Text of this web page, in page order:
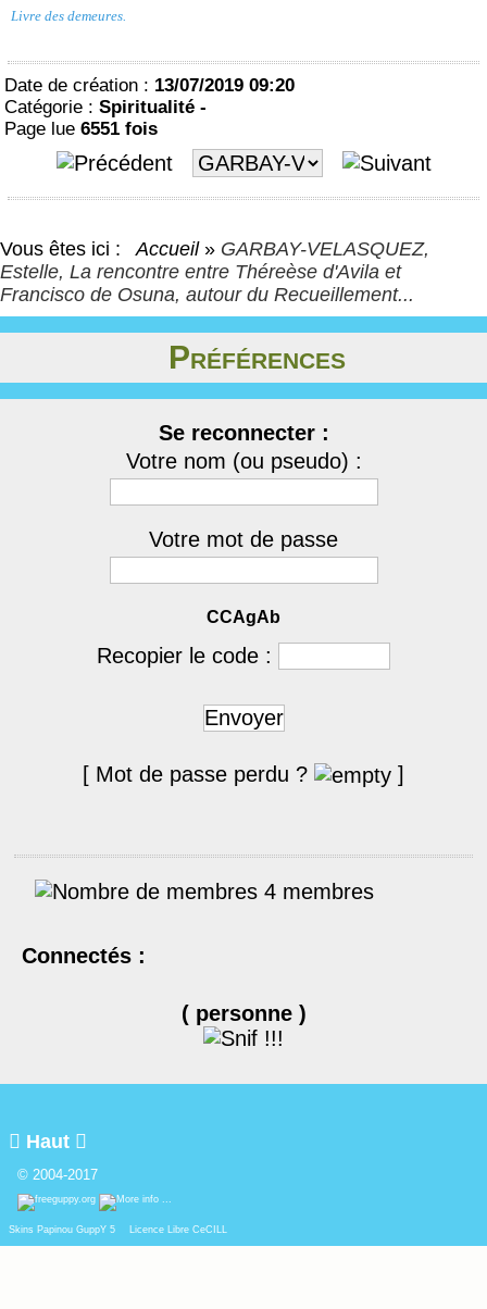
Livre des demeures.
Date de création : 13/07/2019 09:20
Catégorie : Spiritualité -
Page lue 6551 fois
Vous êtes ici : Accueil » GARBAY-VELASQUEZ,
Estelle, La rencontre entre Théreèse d'Avila et
Francisco de Osuna, autour du Recueillement...
Préférences
Se reconnecter :
Votre nom (ou pseudo) :
Votre mot de passe
CCAgAb
Recopier le code :
Envoyer
[ Mot de passe perdu ? ]
4 membres
Connectés :
( personne )
 Haut 
© 2004-2017
Skins Papinou GuppY 5 Licence Libre CeCILL